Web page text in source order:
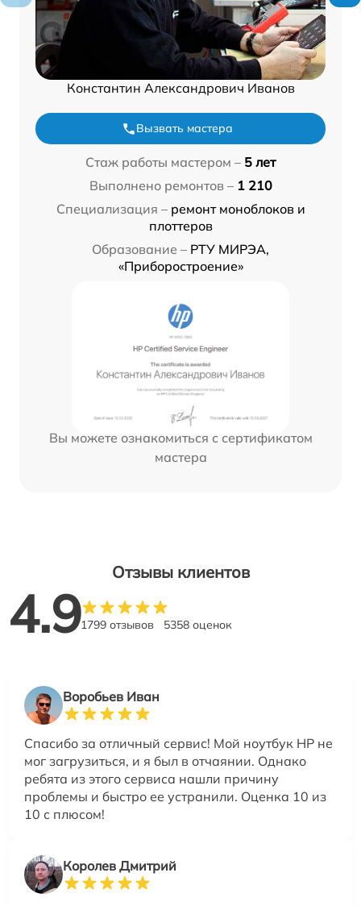
Константин Александрович Иванов
Вызвать мастера
Стаж работы мастером – 5 лет
Выполнено ремонтов – 1 210
Специализация – ремонт моноблоков и
плоттеров
Образование – РТУ МИРЭА,
«Приборостроение»
Вы можете ознакомиться с сертификатом
мастера
Отзывы клиентов
4.91799 отзывов 5358 оценок
Воробьев Иван
Спасибо за отличный сервис! Мой ноутбук HP не
мог загрузиться, и я был в отчаянии. Однако
ребята из этого сервиса нашли причину
проблемы и быстро ее устранили. Оценка 10 из
10 с плюсом!
Королев Дмитрий